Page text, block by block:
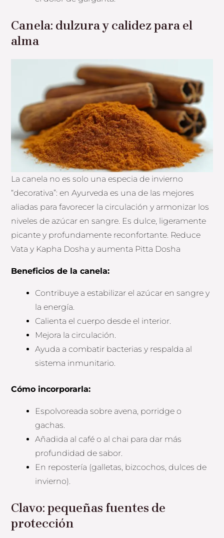
Canela: dulzura y calidez para el
alma
La canela no es solo una especia de invierno
“decorativa”: en Ayurveda es una de las mejores
aliadas para favorecer la circulación y armonizar los
niveles de azúcar en sangre. Es dulce, ligeramente
picante y profundamente reconfortante. Reduce
Vata y Kapha Dosha y aumenta Pitta Dosha
Beneficios de la canela:
Contribuye a estabilizar el azúcar en sangre y
la energía.
Calienta el cuerpo desde el interior.
Mejora la circulación.
Ayuda a combatir bacterias y respalda al
sistema inmunitario.
Cómo incorporarla:
Espolvoreada sobre avena, porridge o
gachas.
Añadida al café o al chai para dar más
profundidad de sabor.
En repostería (galletas, bizcochos, dulces de
invierno).
Clavo: pequeñas fuentes de
protección